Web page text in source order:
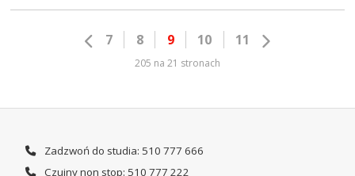
7 8 9 10 11
205 na 21 stronach
Zadzwoń do studia: 510 777 666
Czujny non stop: 510 777 222